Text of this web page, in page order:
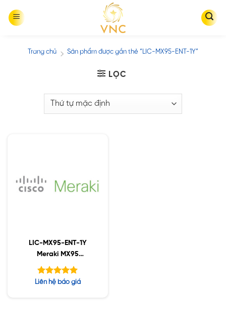
Trang chủ / Sản phẩm được gắn thẻ “LIC-MX95-ENT-1Y”
LỌC
LIC-MX95-ENT-1Y
Meraki MX95
Enterprise License and
Support, 1YR
Được xếp
Liên hệ báo giá